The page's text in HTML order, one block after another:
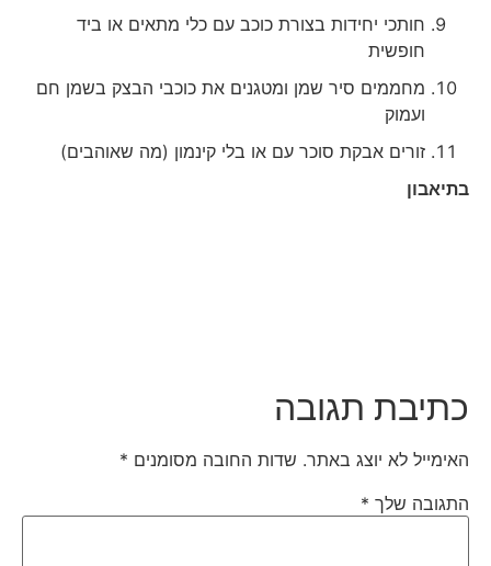
חותכי יחידות בצורת כוכב עם כלי מתאים או ביד
חופשית
מחממים סיר שמן ומטגנים את כוכבי הבצק בשמן חם
ועמוק
זורים אבקת סוכר עם או בלי קינמון (מה שאוהבים)
בתיאבון
כתיבת תגובה
האימייל לא יוצג באתר. שדות החובה מסומנים*
התגובה שלך*